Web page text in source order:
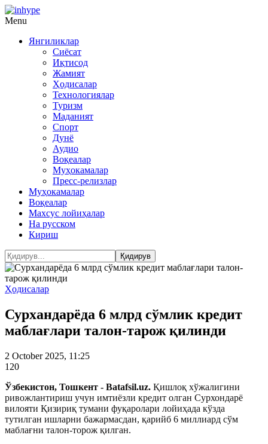
Menu
Янгиликлар
Сиёсат
Иқтисод
Жамият
Ҳодисалар
Технологиялар
Туризм
Маданият
Спорт
Дунё
Аудио
Воқеалар
Муҳокамалар
Пресс-релизлар
Муҳокамалар
Воқеалар
Махсус лойиҳалар
На русском
Кириш
Ҳодисалар
Сурхандарёда 6 млрд сўмлик кредит
маблағлари талон-тарож қилинди
2 October 2025, 11:25
120
Ўзбекистон, Тошкент - Batafsil.uz. Қишлоқ хўжалигини
ривожлантириш учун имтиёзли кредит олган Сурхондарё
вилояти Қизириқ тумани фуқаролари лойиҳада кўзда
тутилган ишларни бажармасдан, қарийб 6 миллиард сўм
маблағни талон-торож қилган.